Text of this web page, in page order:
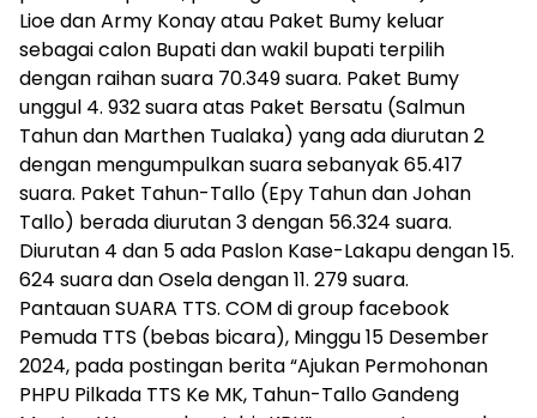
Lioe dan Army Konay atau Paket Bumy keluar
sebagai calon Bupati dan wakil bupati terpilih
dengan raihan suara 70.349 suara. Paket Bumy
unggul 4. 932 suara atas Paket Bersatu (Salmun
Tahun dan Marthen Tualaka) yang ada diurutan 2
dengan mengumpulkan suara sebanyak 65.417
suara. Paket Tahun-Tallo (Epy Tahun dan Johan
Tallo) berada diurutan 3 dengan 56.324 suara.
Diurutan 4 dan 5 ada Paslon Kase-Lakapu dengan 15.
624 suara dan Osela dengan 11. 279 suara.
Pantauan SUARA TTS. COM di group facebook
Pemuda TTS (bebas bicara), Minggu 15 Desember
2024, pada postingan berita “Ajukan Permohonan
PHPU Pilkada TTS Ke MK, Tahun-Tallo Gandeng